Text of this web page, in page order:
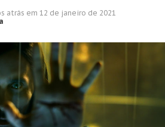
atrás em 12 de janeiro de 2021